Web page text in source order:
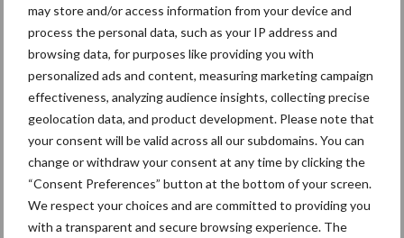
may store and/or access information from your device and
process the personal data, such as your IP address and
browsing data, for purposes like providing you with
personalized ads and content, measuring marketing campaign
effectiveness, analyzing audience insights, collecting precise
geolocation data, and product development. Please note that
your consent will be valid across all our subdomains. You can
change or withdraw your consent at any time by clicking the
“Consent Preferences” button at the bottom of your screen.
We respect your choices and are committed to providing you
with a transparent and secure browsing experience. The
De speenhuid: een vaak
onderschatte risicofactor
voor mastitis
ForFarmers ziet volume en
marktaandeel groeien in
krimpende Nederlandse
markt